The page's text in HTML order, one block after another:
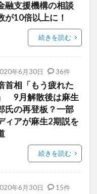
融支援機構の相談
が10倍以上に！
続きを読む
年6月30日 36件
首相「もう疲れた
9月解散後は麻生
氏の再登板？一部
ィアが麻生2期説を
続きを読む
年6月30日 15件